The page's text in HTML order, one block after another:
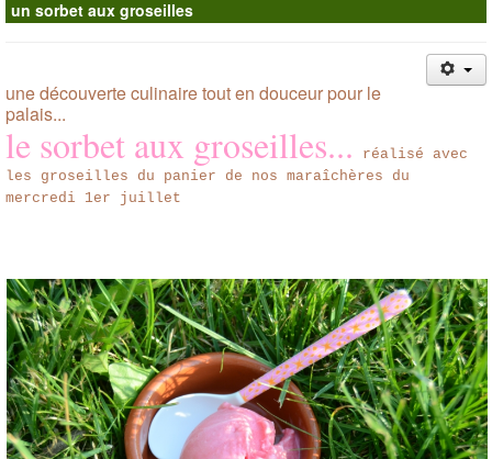
un sorbet aux groseilles
une découverte culinaire tout en douceur pour le
palais...
le sorbet aux groseilles...
réalisé avec
les groseilles du panier de nos maraîchères du
mercredi 1er juillet